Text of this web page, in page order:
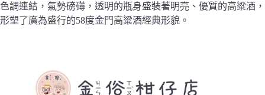
色調連結，氣勢磅礡，透明的瓶身盛裝著明亮、優質的高粱酒，
形塑了廣為盛行的58度金門高粱酒經典形貌。